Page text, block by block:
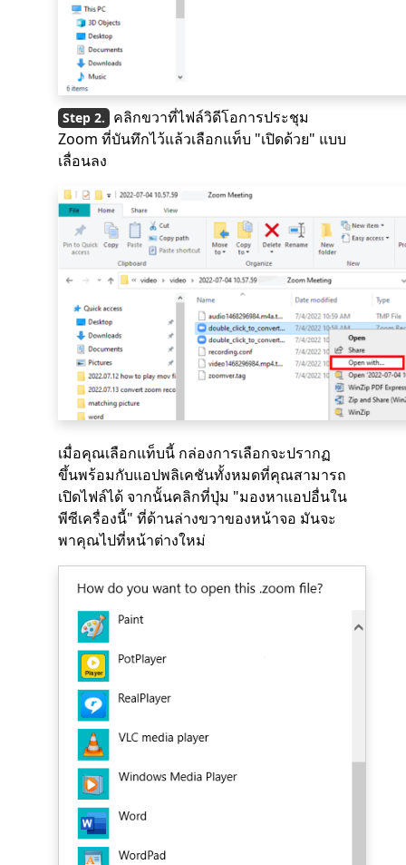
คลิกขวาที่ไฟล์วิดีโอการประชุม
Zoom ที่บันทึกไว้แล้วเลือกแท็บ "เปิดด้วย" แบบ
เลื่อนลง
เมื่อคุณเลือกแท็บนี้ กล่องการเลือกจะปรากฏ
ขึ้นพร้อมกับแอปพลิเคชันทั้งหมดที่คุณสามารถ
เปิดไฟล์ได้ จากนั้นคลิกที่ปุ่ม "มองหาแอปอื่นใน
พีซีเครื่องนี้" ที่ด้านล่างขวาของหน้าจอ มันจะ
พาคุณไปที่หน้าต่างใหม่